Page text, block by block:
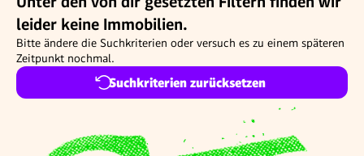
leider keine Immobilien.
Bitte ändere die Suchkriterien oder versuch es zu einem späteren
Zeitpunkt nochmal.
Suchkriterien zurücksetzen